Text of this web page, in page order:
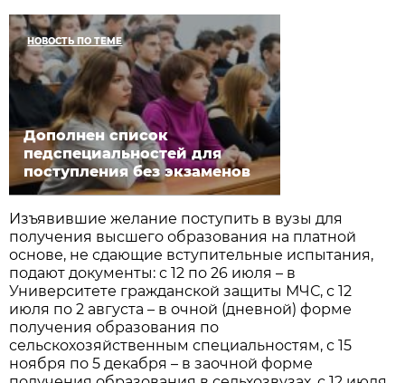
НОВОСТЬ ПО ТЕМЕ
Дополнен список
педспециальностей для
поступления без экзаменов
Изъявившие желание поступить в вузы для
получения высшего образования на платной
основе, не сдающие вступительные испытания,
подают документы: с 12 по 26 июля – в
Университете гражданской защиты МЧС, с 12
июля по 2 августа – в очной (дневной) форме
получения образования по
сельскохозяйственным специальностям, с 15
ноября по 5 декабря – в заочной форме